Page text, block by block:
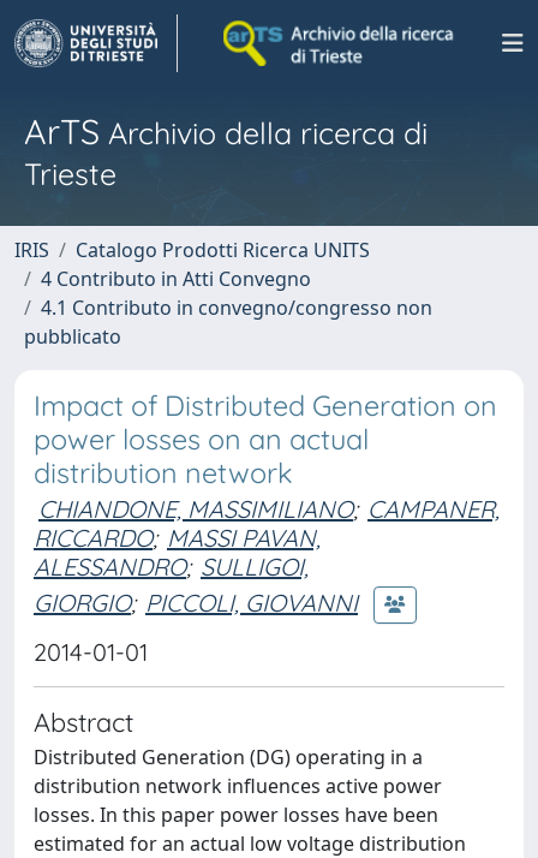
ArTS Archivio della ricerca di
Trieste
IRIS
Catalogo Prodotti Ricerca UNITS
4 Contributo in Atti Convegno
4.1 Contributo in convegno/congresso non
pubblicato
Impact of Distributed Generation on
power losses on an actual
distribution network
CHIANDONE, MASSIMILIANO; CAMPANER,
RICCARDO; MASSI PAVAN,
ALESSANDRO; SULLIGOI,
GIORGIO; PICCOLI, GIOVANNI
2014-01-01
Abstract
Distributed Generation (DG) operating in a
distribution network influences active power
losses. In this paper power losses have been
estimated for an actual low voltage distribution